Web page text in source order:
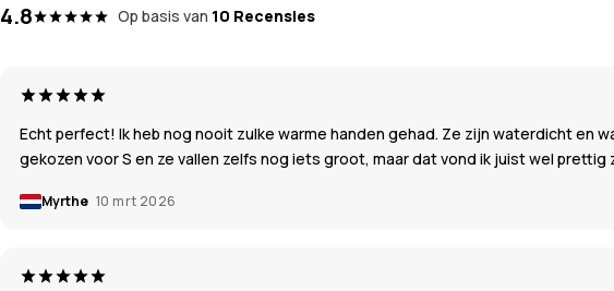
4.8 Op basis van 10 Recensies
Echt perfect! Ik heb nog nooit zulke warme handen gehad. Ze zijn waterdicht en
gekozen voor S en ze vallen zelfs nog iets groot, maar dat vond ik juist wel prettig
Myrthe 10 mrt 2026